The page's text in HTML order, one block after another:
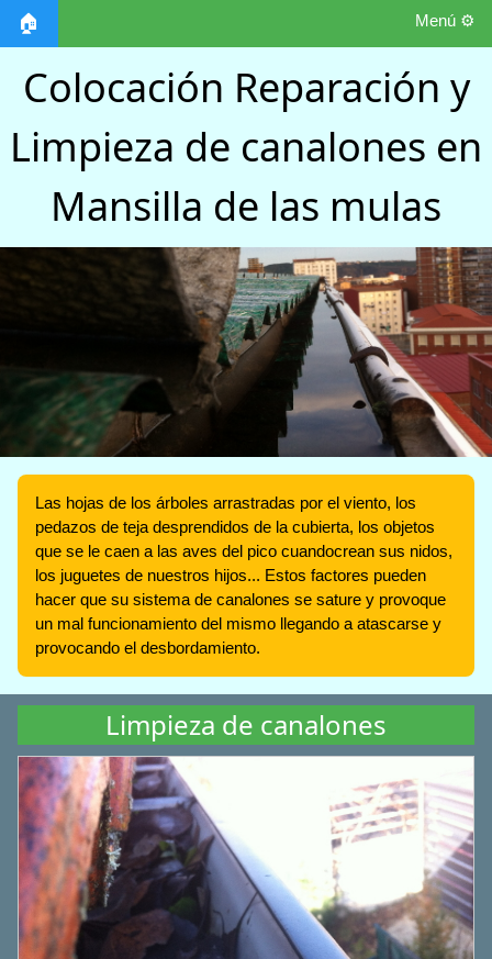
🏠 Menú ⚙️
Colocación Reparación y
Limpieza de canalones en
Mansilla de las mulas
Las hojas de los árboles arrastradas por el viento, los
pedazos de teja desprendidos de la cubierta, los objetos
que se le caen a las aves del pico cuandocrean sus nidos,
los juguetes de nuestros hijos... Estos factores pueden
hacer que su sistema de canalones se sature y provoque
un mal funcionamiento del mismo llegando a atascarse y
provocando el desbordamiento.
Limpieza de canalones